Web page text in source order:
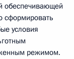
обеспечивающей
сформировать
условия
режимом.